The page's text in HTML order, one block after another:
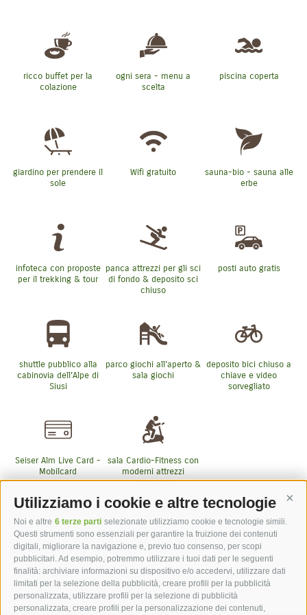
Utilizziamo i cookie e altre tecnologie
Noi e altre 6 terze parti selezionate utilizziamo cookie e tecnologie simili.
Questi strumenti sono essenziali per garantire la fruizione dei contenuti
digitali, migliorare la navigazione e, previo tuo consenso, per scopi
pubblicitari. Ad esempio, potremmo utilizzare i tuoi dati per le seguenti
finalità: archiviare informazioni su dispositivo e/o accedervi, utilizzare dati
limitati per la selezione della pubblicità, creare profili per la pubblicità
personalizzata, utilizzare profili per la selezione di pubblicità
personalizzata, creare profili per la personalizzazione dei contenuti,
ricco buffet per la
colazione
ogni sera - menu a
scelta
piscina coperta
giardino per prendere il
sole
Wifi gratuito
sauna-bio - sauna alle
erbe
infoteca con proposte
per il trekking & tour
panca attrezzi per gli sci
di fondo & deposito sci
chiuso
posti auto gratis
shuttle pubblico alla
cabinovia dell'Alpe di
Siusi
parco giochi all’aperto &
sala giochi
deposito bici chiuso a
chiave e video
sorvegliato
Seiser Alm Live Card -
Mobilcard
sala Cardio-Fitness con
moderni attrezzi
Tecnogym
Altri servizi inclusi